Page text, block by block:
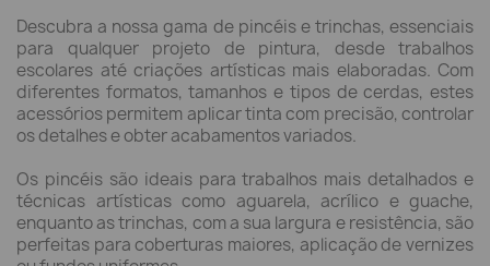
Descubra a nossa gama de pincéis e trinchas, essenciais
para qualquer projeto de pintura, desde trabalhos
escolares até criações artísticas mais elaboradas. Com
diferentes formatos, tamanhos e tipos de cerdas, estes
acessórios permitem aplicar tinta com precisão, controlar
os detalhes e obter acabamentos variados.
Os pincéis são ideais para trabalhos mais detalhados e
técnicas artísticas como aguarela, acrílico e guache,
enquanto as trinchas, com a sua largura e resistência, são
perfeitas para coberturas maiores, aplicação de vernizes